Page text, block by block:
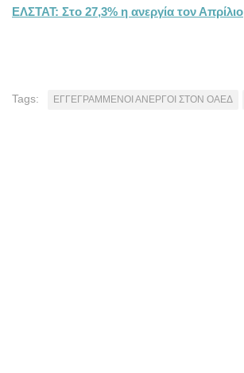
ΕΛΣΤΑΤ: Στο 27,3% η ανεργία τον Απρίλιο
Tags: ΕΓΓΕΓΡΑΜΜΕΝΟΙ ΑΝΕΡΓΟΙ ΣΤΟΝ ΟΑΕΔ